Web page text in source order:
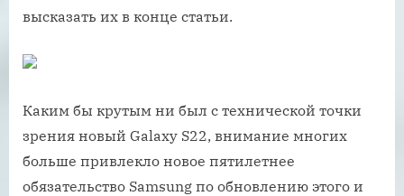
высказать их в конце статьи.
Каким бы крутым ни был с технической точки
зрения новый Galaxy S22, внимание многих
больше привлекло новое пятилетнее
обязательство Samsung по обновлению этого и